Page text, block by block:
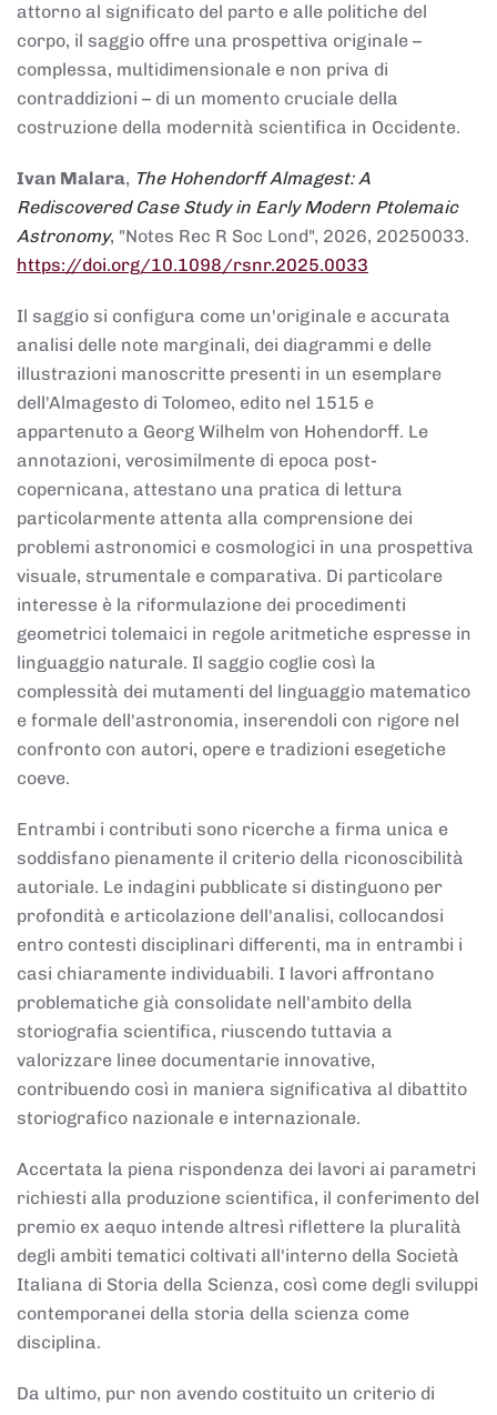
attorno al significato del parto e alle politiche del
corpo, il saggio offre una prospettiva originale –
complessa, multidimensionale e non priva di
contraddizioni – di un momento cruciale della
costruzione della modernità scientifica in Occidente.
Ivan Malara, The Hohendorff Almagest: A
Rediscovered Case Study in Early Modern Ptolemaic
Astronomy, "Notes Rec R Soc Lond", 2026, 20250033.
https://doi.org/10.1098/rsnr.2025.0033
Il saggio si configura come un'originale e accurata
analisi delle note marginali, dei diagrammi e delle
illustrazioni manoscritte presenti in un esemplare
dell'Almagesto di Tolomeo, edito nel 1515 e
appartenuto a Georg Wilhelm von Hohendorff. Le
annotazioni, verosimilmente di epoca post-
copernicana, attestano una pratica di lettura
particolarmente attenta alla comprensione dei
problemi astronomici e cosmologici in una prospettiva
visuale, strumentale e comparativa. Di particolare
interesse è la riformulazione dei procedimenti
geometrici tolemaici in regole aritmetiche espresse in
linguaggio naturale. Il saggio coglie così la
complessità dei mutamenti del linguaggio matematico
e formale dell'astronomia, inserendoli con rigore nel
confronto con autori, opere e tradizioni esegetiche
coeve.
Entrambi i contributi sono ricerche a firma unica e
soddisfano pienamente il criterio della riconoscibilità
autoriale. Le indagini pubblicate si distinguono per
profondità e articolazione dell'analisi, collocandosi
entro contesti disciplinari differenti, ma in entrambi i
casi chiaramente individuabili. I lavori affrontano
problematiche già consolidate nell'ambito della
storiografia scientifica, riuscendo tuttavia a
valorizzare linee documentarie innovative,
contribuendo così in maniera significativa al dibattito
storiografico nazionale e internazionale.
Accertata la piena rispondenza dei lavori ai parametri
richiesti alla produzione scientifica, il conferimento del
premio ex aequo intende altresì riflettere la pluralità
degli ambiti tematici coltivati all'interno della Società
Italiana di Storia della Scienza, così come degli sviluppi
contemporanei della storia della scienza come
disciplina.
Da ultimo, pur non avendo costituito un criterio di